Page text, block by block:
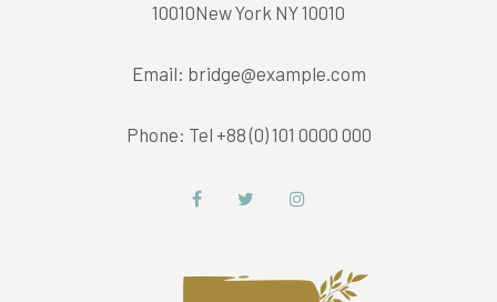
10010New York NY 10010
Email: bridge@example.com
Phone: Tel +88 (0) 101 0000 000